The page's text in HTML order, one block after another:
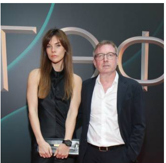
'